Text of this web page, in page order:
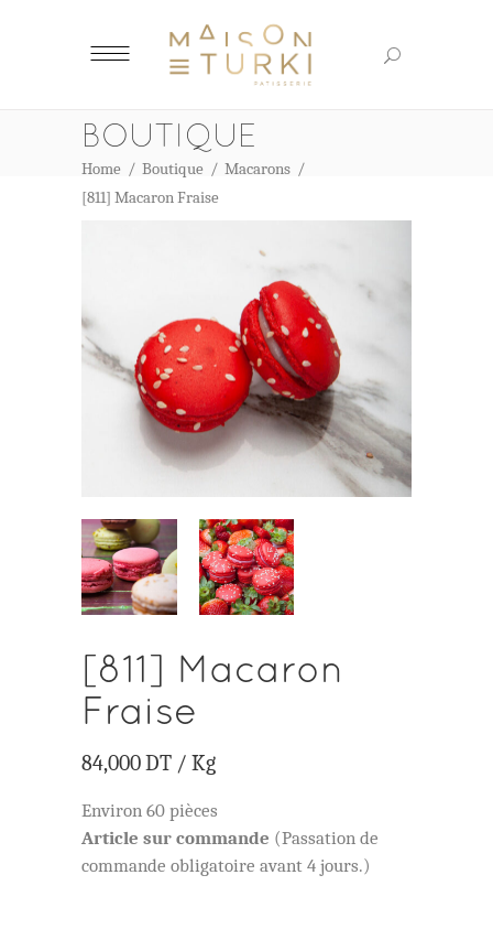
BOUTIQUE
Home / Boutique / Macarons /
[811] Macaron Fraise
[811] Macaron
Fraise
84,000DT / Kg
Environ 60 pièces
Article sur commande (Passation de
commande obligatoire avant 4 jours.)